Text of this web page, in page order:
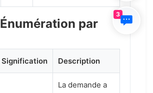
Énumération par
Signification Description
La demande a
3